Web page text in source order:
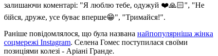
залишаючи коментарі: "Я люблю тебе, одужуй ❤️🙏🏻", "Не
бійся, друже, усе буває вперше😁", "Тримайся!".
Раніше повідомлялося, що була названа найпопулярніша жінка
соцмережі Instagram. Селена Гомес поступилася своїми
позиціями колезі - Аріані Гранде.